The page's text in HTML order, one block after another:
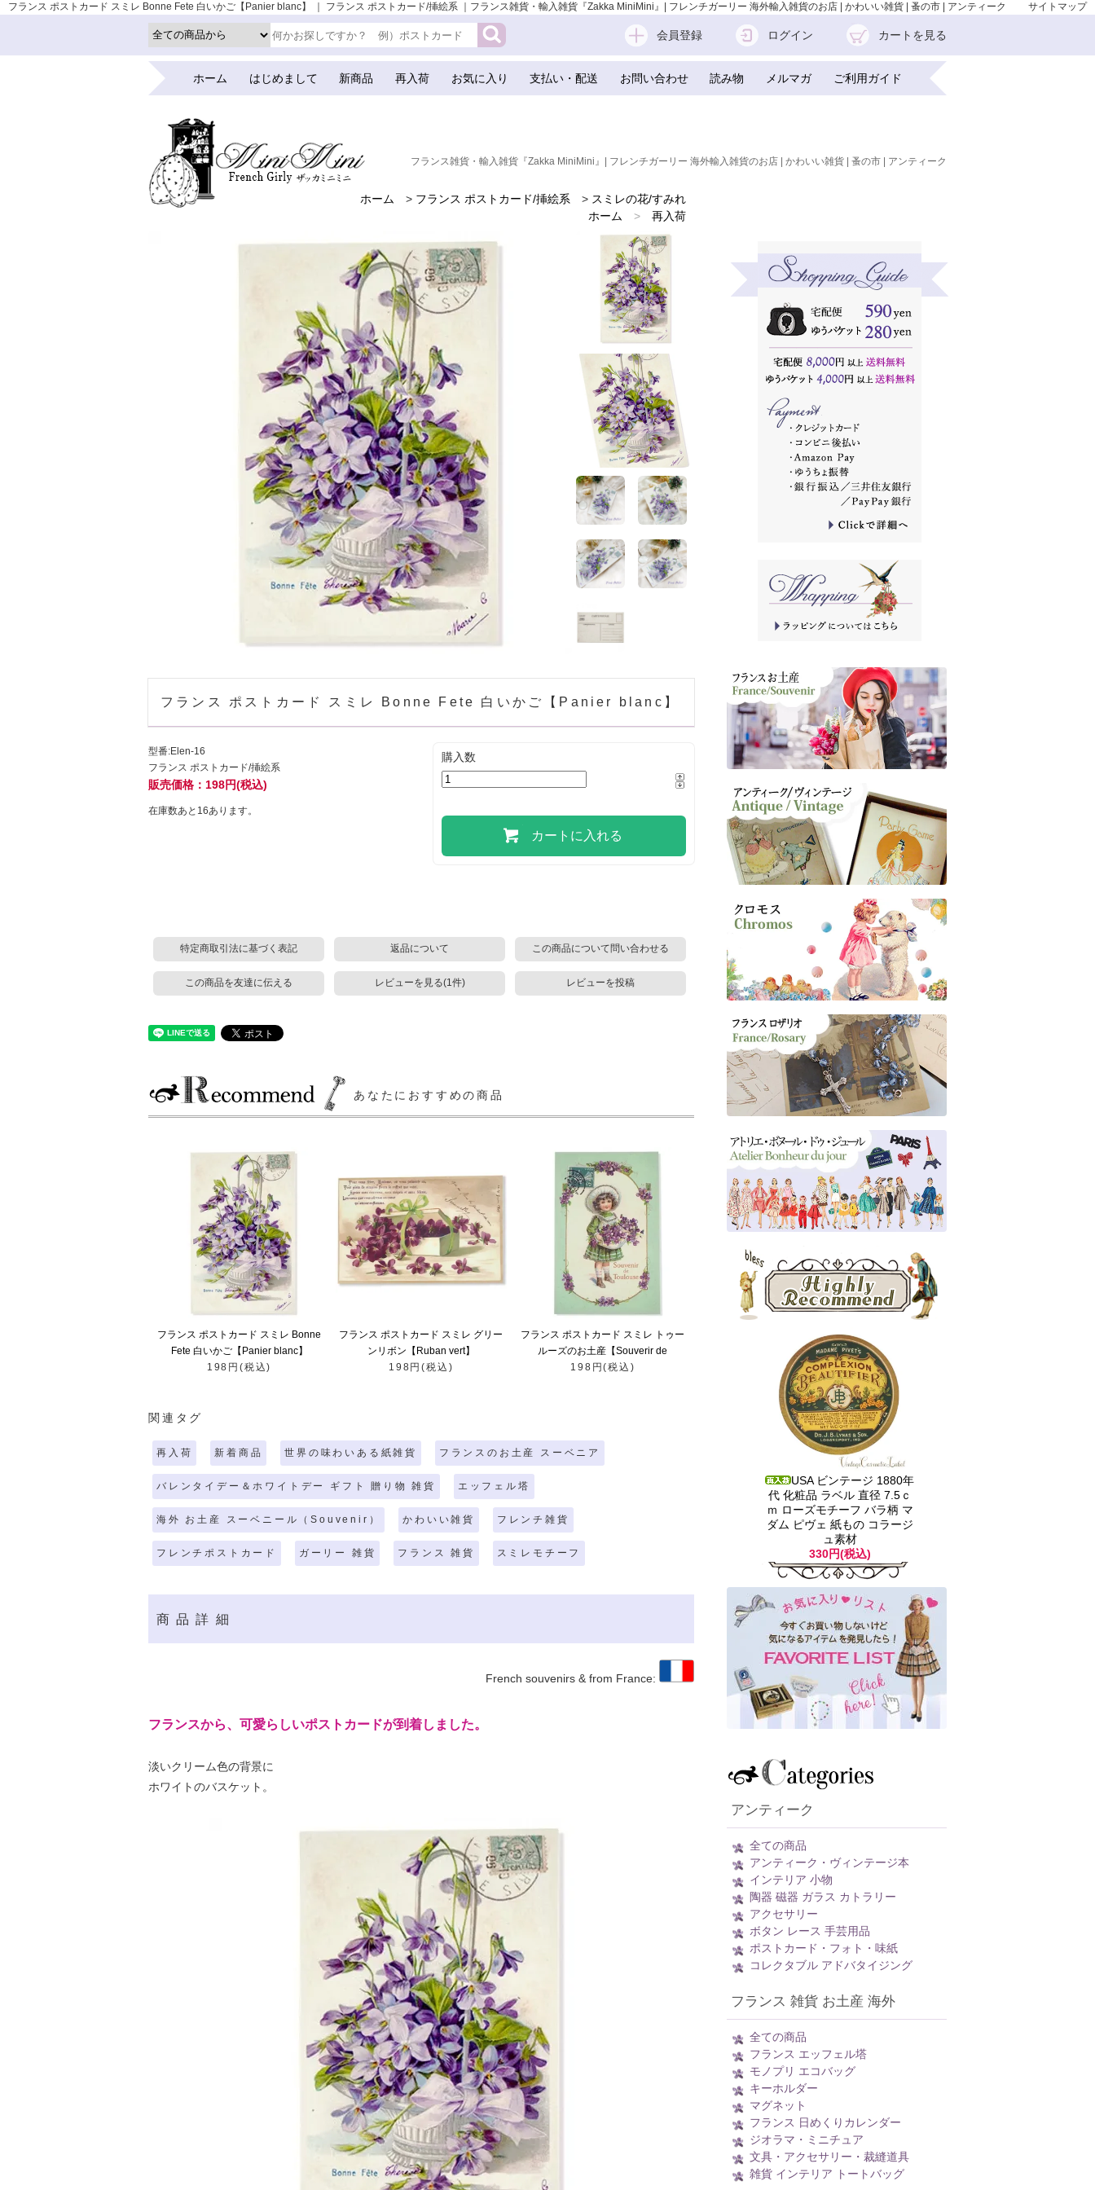
フランス ポストカード スミレ Bonne Fete 白いかご【Panier blanc】 ｜ フランス ポストカード/挿絵系 ｜フランス雑貨・輸入雑貨『Zakka MiniMini』| フレンチガーリー 海外輸入雑貨のお店 | かわいい雑貨 | 蚤の市 | アンティーク サイトマップ
会員登録 ログイン カートを見る
ホーム はじめまして 新商品 再入荷 お気に入り 支払い・配送 お問い合わせ 読み物 メルマガ ご利用ガイド
フランス雑貨・輸入雑貨『Zakka MiniMini』| フレンチガーリー 海外輸入雑貨のお店 | かわいい雑貨 | 蚤の市 | アンティーク
ホーム > フランス ポストカード/挿絵系 > スミレの花/すみれ
ホーム
>
再入荷
ホーム
>
新着商品
世界の味わいある紙雑貨
ホーム
フランスのお土産 スーベニア
ホーム
>
バレンタイデー＆ホワイトデー ギフト 贈り物 雑貨
>
エッフェル塔
ホーム
海外 お土産 スーベニール（Souvenir）
かわいい雑貨
ホーム
>
フレンチ雑貨
フレンチポストカード
ホーム
>
ガーリー 雑貨
>
フランス 雑貨
> スミレモチーフ
フランス ポストカード スミレ Bonne Fete 白いかご【Panier blanc】
型番:Elen-16
フランス ポストカード/挿絵系
販売価格：198円(税込)
在庫数あと16あります。
購入数
カートに入れる
特定商取引法に基づく表記 返品について この商品について問い合わせる
この商品を友達に伝える レビューを見る(1件) レビューを投稿
あなたにおすすめの商品
フランス ポストカード スミレ Bonne
Fete 白いかご【Panier blanc】
198円(税込)
フランス ポストカード スミレ グリー
ンリボン【Ruban vert】
198円(税込)
フランス ポストカード スミレ トゥー
ルーズのお土産【Souverir de
Toulouse】
198円(税込)
関連タグ
再入荷 新着商品 世界の味わいある紙雑貨 フランスのお土産 スーベニア
バレンタイデー＆ホワイトデー ギフト 贈り物 雑貨 エッフェル塔
海外 お土産 スーベニール（Souvenir） かわいい雑貨 フレンチ雑貨
フレンチポストカード ガーリー 雑貨 フランス 雑貨 スミレモチーフ
商品詳細
French souvenirs & from France:
フランスから、可愛らしいポストカードが到着しました。
淡いクリーム色の背景に
ホワイトのバスケット。
USA ビンテージ 1880年
代 化粧品 ラベル 直径 7.5ｃ
ｍ ローズモチーフ バラ柄 マ
ダム ピヴェ 紙もの コラージ
ュ素材
330円(税込)
アンティーク
全ての商品
アンティーク・ヴィンテージ本
インテリア 小物
陶器 磁器 ガラス カトラリー
アクセサリー
ボタン レース 手芸用品
ポストカード・フォト・味紙
コレクタブル アドバタイジング
フランス 雑貨 お土産 海外
全ての商品
フランス エッフェル塔
モノプリ エコバッグ
キーホルダー
マグネット
フランス 日めくりカレンダー
ジオラマ・ミニチュア
文具・アクセサリー・裁縫道具
雑貨 インテリア トートバッグ